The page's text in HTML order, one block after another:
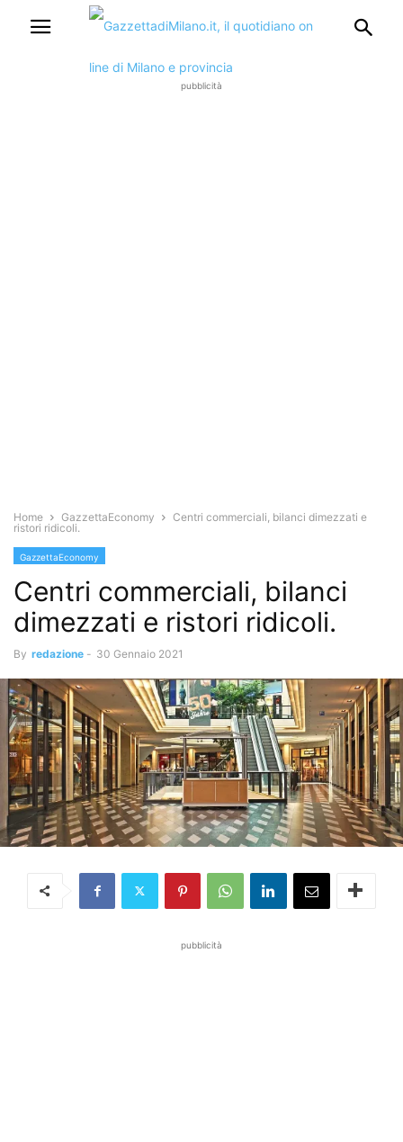
pubblicità
Home GazzettaEconomy
Centri commerciali, bilanci dimezzati e
ristori ridicoli.
GazzettaEconomy
Centri commerciali, bilanci
dimezzati e ristori ridicoli.
By redazione - 30 Gennaio 2021
pubblicità